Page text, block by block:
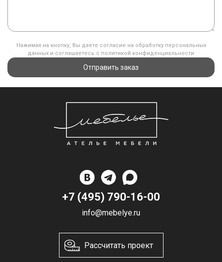
Нажимая на кнопку, Вы даете согласие на обработку персональных
данных и соглашаетесь с политикой конфиденциальности
Отправить заказ
+7 (495) 790-16-00
info@mebelye.ru
Рассчитать проект